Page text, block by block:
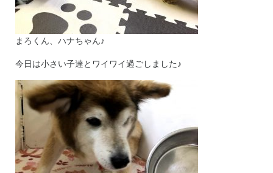
まろくん、ハナちゃん♪
今日は小さい子達とワイワイ過ごしました♪